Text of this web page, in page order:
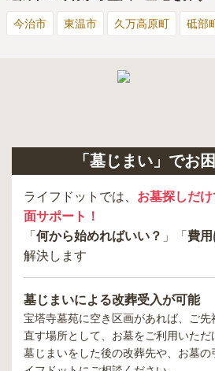
今治市 東温市 久万高原町 砥部
「墓じまい」でお
ライフドットでは、 お墓探しだ
面サポート！
「 何から始めればいい？ 」「 費用
解決します
墓じまいによる改葬受入が可能
宝塔寺墓苑に空き区画があれば、ご
直す場所として、お墓をご利用いただ
墓じまいをした後の改葬先や、お墓の